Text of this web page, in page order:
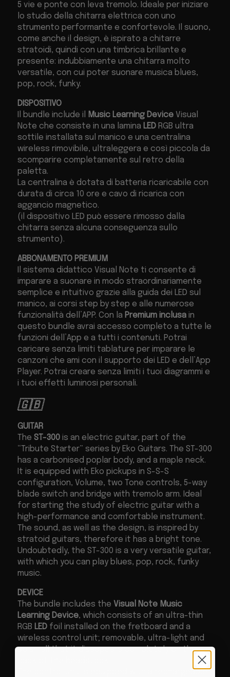
5 vie e ponte con leva tremolo. Ideale per iniziare
lo studio della chitarra elettrica con uno
strumento performante e confortevole. Il suono,
come anche il design, è ispirato a chitarre
stratoidi, quindi con una timbrica brillante e
presente: indubbiamente una chitarra molto
versatile, con cui poter suonare musica blues,
pop, rock, funky.
DISPOSITIVO
Il bundle include il
Music Learning DeviceVisual
Note che consiste in una lamina LEDRGB ultra
sottile installata sul manico e una centralina
wireless rimovibile, ultraleggera e così piccola da
scomparire completamente sul retro della
paletta.
La centralina è dotata di batteria ricaricabile con
durata di circa 10 ore e cavo di ricarica con
aggancio magnetico.
(il dispositivo LED può essere rimosso dalla
chitarra senza alcuna conseguenza sullo
strumento).
ABBONAMENTO PREMIUM
Il sistema didattico Visual Note ti consente di
imparare a suonare in modo straordinariamente
semplice e intuitivo grazie alla guida dei LED sul
manico, ai corsi step by step e alle numerose
funzionalità dell’APP. Con la Premium inclusain
questo bundle avrai accesso completo a tutte le
funzioni dell’App e a tutti i contenuti. Potrai
caricare senza limiti tablature per imparare le
canzoni che ami con il supporto dei LED e dell’App
Player. Potrai creare senza limiti i tuoi diagrammi e
i tuoi effetti luminosi personali.
🇬🇧
GUITAR
The ST-300is an electric guitar, part of the
“Tribute Starter” series by Eko Guitars. The ST-300
has a carbonised poplar body, and a maple neck.
It is equipped with Eko pickups in S-S-S
configuration, Volume, two Tone controls, 5-way
blade switch and bridge with tremolo arm. Ideal
for starting the study of electric guitar with a
high-performance and comfortable instrument.
The sound, as well as the design, is inspired by
stratoid guitars, therefore it has a bright tone.
Undoubtedly, the ST-300 is a very versatile guitar,
with which you can play blues, pop, rock, funky
music.
DEVICE
The bundle includes the Visual Note Music
Learning Device, which consists of an ultra-thin
RGB LEDfoil installed on the fretboard and a
wireless control unit; removable, ultra-light and
so small that it disappears completely on the
The control unit is equipped with a rechargeable